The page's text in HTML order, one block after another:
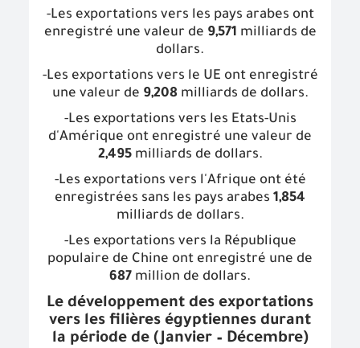
-Les exportations vers les pays arabes ont
enregistré une valeur de 9,571 milliards de
dollars.
-Les exportations vers le UE ont enregistré
une valeur de 9,208 milliards de dollars.
-Les exportations vers les Etats-Unis
d'Amérique ont enregistré une valeur de
2,495milliards de dollars.
-Les exportations vers l'Afrique ont été
enregistrées sans les pays arabes 1,854
milliards de dollars.
-Les exportations vers la République
populaire de Chine ont enregistré une de
687 million de dollars.
Le développement des exportations
vers les filières égyptiennes durant
la période de (Janvier – Décembre)